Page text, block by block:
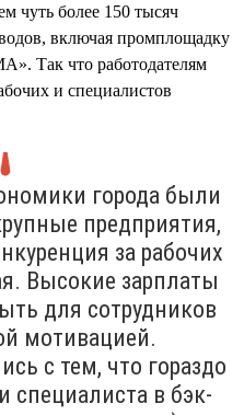
чуть более 150 тысяч
включая промплощадку
Так что работодателям
и специалистов
города были
предприятия,
за рабочих
Высокие зарплаты
для сотрудников
мотивацией.
с тем, что гораздо
специалиста в бэк-